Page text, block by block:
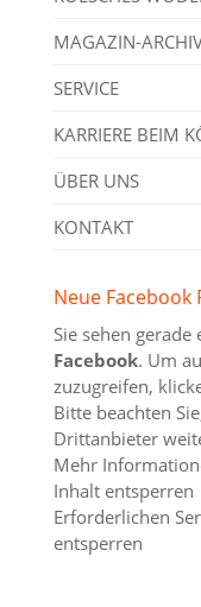
MAGAZIN-
SERVICE
KARRIERE BEIM
ÜBER UNS
KONTAKT
Neue Facebook
Sie sehen
Facebook. Um
zuzugreifen,
Bitte beachten
Drittanbieter
Mehr
Inhalt entsperren
Erforderlichen
entsperren